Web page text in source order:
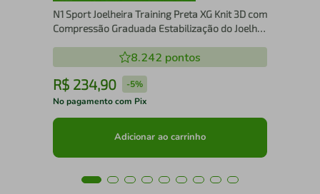
N1 Sport Joelheira Training Preta XG Knit 3D com
Compressão Graduada Estabilização do Joelho
8.242 pontos
R$ 234,90 -5%
No pagamento com Pix
Adicionar ao carrinho